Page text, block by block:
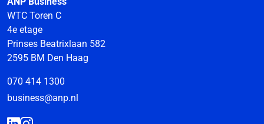
WTC Toren C
4e etage
Prinses Beatrixlaan 582
2595 BM Den Haag
070 414 1300
business@anp.nl